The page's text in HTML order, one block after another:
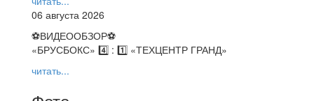
06 августа 2026
⚽️ВИДЕООБЗОР⚽️
«БРУСБОКС» 4️⃣ : 1️⃣ «ТЕХЦЕНТР ГРАНД»
читать...